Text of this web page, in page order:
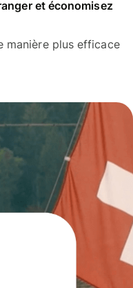
et économisez
manière plus efficace